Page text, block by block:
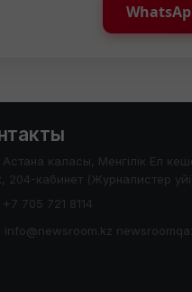
Астана каласы, Менгілік Ел
204-кабинет (Журналистер
+7 705 721 8114
info@newsroom.kz